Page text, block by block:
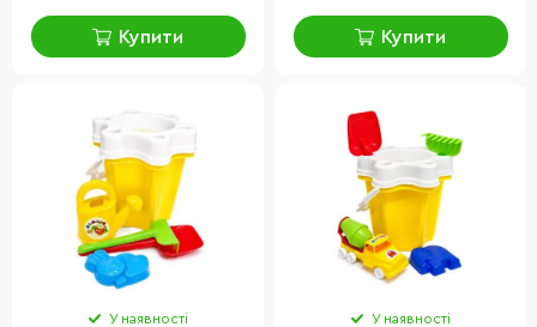
Купити Купити
У наявності У наявності